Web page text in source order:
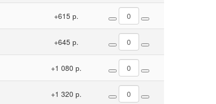
+615 р.
+645 р.
+1 080 р.
+1 320 р.